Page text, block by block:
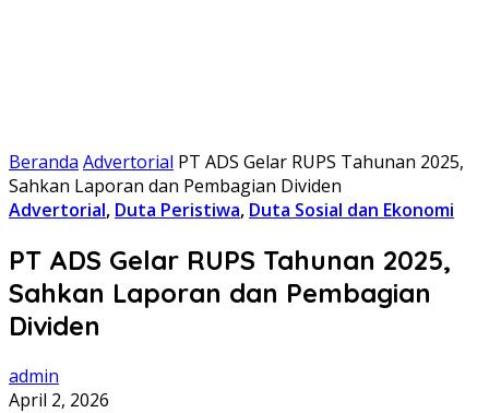
Beranda Advertorial PT ADS Gelar RUPS Tahunan 2025,
Sahkan Laporan dan Pembagian Dividen
Advertorial, Duta Peristiwa, Duta Sosial dan Ekonomi
PT ADS Gelar RUPS Tahunan 2025,
Sahkan Laporan dan Pembagian
Dividen
admin
April 2, 2026